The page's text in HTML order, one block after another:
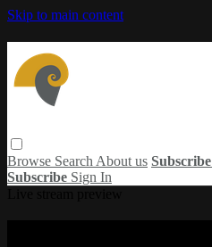
Skip to main content
Browse Search About us Subscribe
Subscribe Sign In